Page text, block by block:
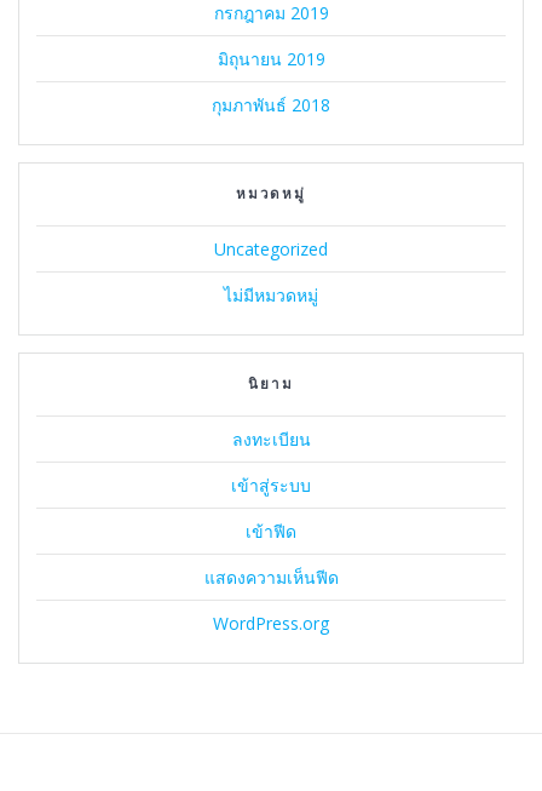
กรกฎาคม 2019
มิถุนายน 2019
กุมภาพันธ์ 2018
หมวดหมู่
Uncategorized
ไม่มีหมวดหมู่
นิยาม
ลงทะเบียน
เข้าสู่ระบบ
เข้าฟีด
แสดงความเห็นฟีด
WordPress.org